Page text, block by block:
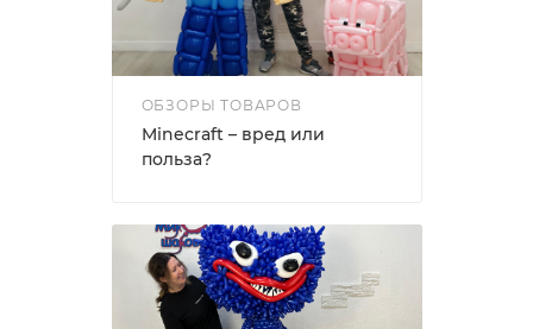
ОБЗОРЫ ТОВАРОВ
Minecraft – вред или
польза?